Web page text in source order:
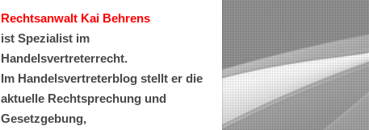
Rechtsanwalt Kai Behrens
ist Spezialist im
Handelsvertreterrecht.
Im Handelsvertreterblog stellt er die
aktuelle Rechtsprechung und
Gesetzgebung,